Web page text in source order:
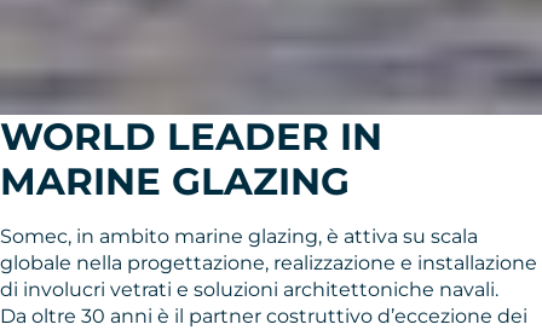
WORLD LEADER IN
MARINE GLAZING
Somec, in ambito marine glazing, è attiva su scala
globale nella progettazione, realizzazione e installazione
di involucri vetrati e soluzioni architettoniche navali.
Da oltre 30 anni è il partner costruttivo d’eccezione dei